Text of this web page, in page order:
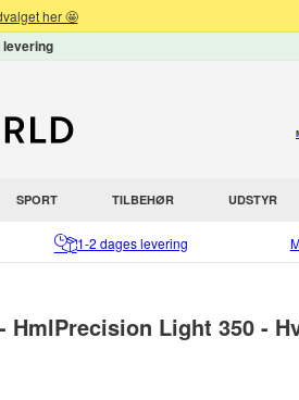
her 🤩
levering
SPORT TILBEHØR UDSTYR
1-2 dages levering
HmlPrecision Light 350 -